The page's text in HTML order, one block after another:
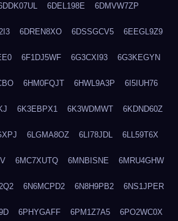
6DEL198E 6DMVW7ZP
6DREN8XO 6DSSGCV5 6EEGL9Z9
6F1DJ5WF 6G3CXI93 6G3KEGYN
6HM0FQJT 6HWL9A3P 6I5IUH76
6K3EBPX1 6K3WDMWT 6KDND60Z
6LGMA8OZ 6LI78JDL 6LL59T6X
6MC7XUTQ 6MNBISNE 6MRU4GHW
6N6MCPD2 6N8H9PB2 6NS1JPER
6PHYGAFF 6PM1Z7A5 6PO2WC0X